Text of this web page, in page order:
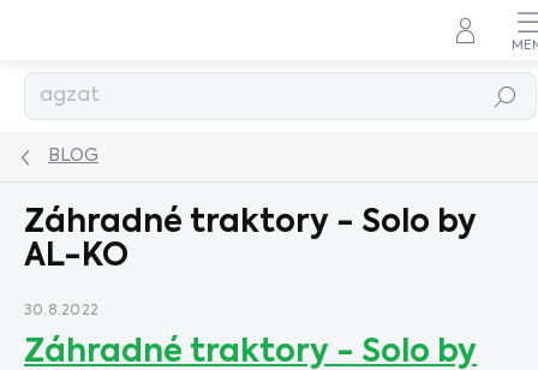
Hľadať
BLOG
Záhradné traktory - Solo by
AL-KO
30.8.2022
Záhradné traktory - Solo by